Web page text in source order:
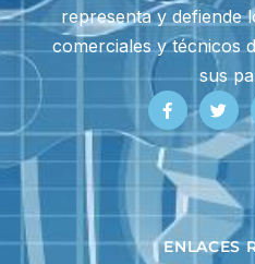
representa y defiende
comerciales y técnicos
sus
ENLACES